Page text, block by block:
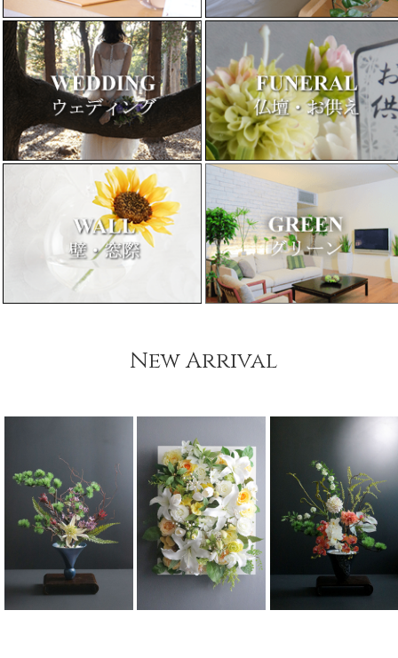
New Arrival